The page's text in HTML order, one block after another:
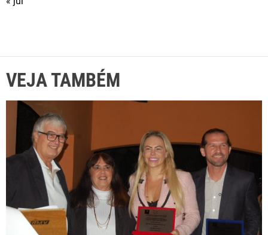
VEJA TAMBÉM